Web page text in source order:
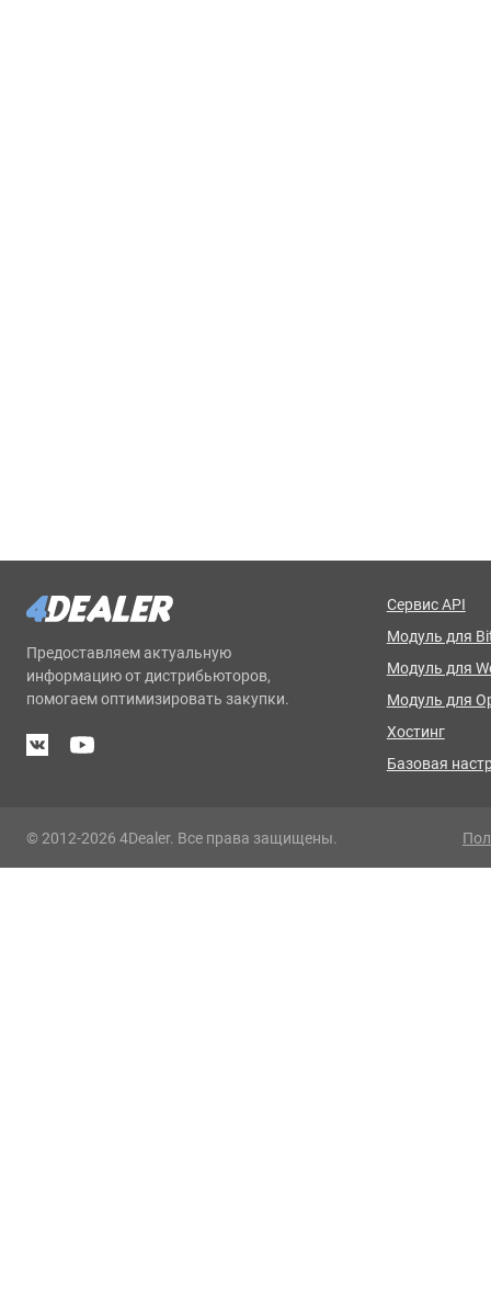
Предоставляем актуальную
информацию от дистрибьюторов,
помогаем оптимизировать закупки.
Сервис API
Модуль для
Модуль для
Модуль для
Хостинг
Базовая
© 2012-2026 4Dealer. Все права защищены.